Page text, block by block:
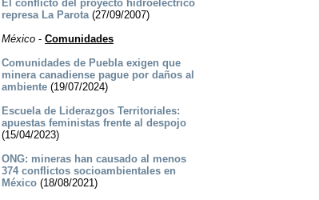
El conflicto del proyecto hidroeléctrico
represa La Parota(27/09/2007)
México- Comunidades
Comunidades de Puebla exigen que
minera canadiense pague por daños al
ambiente(19/07/2024)
Escuela de Liderazgos Territoriales:
apuestas feministas frente al despojo
(15/04/2023)
ONG: mineras han causado al menos
374 conflictos socioambientales en
México(18/08/2021)